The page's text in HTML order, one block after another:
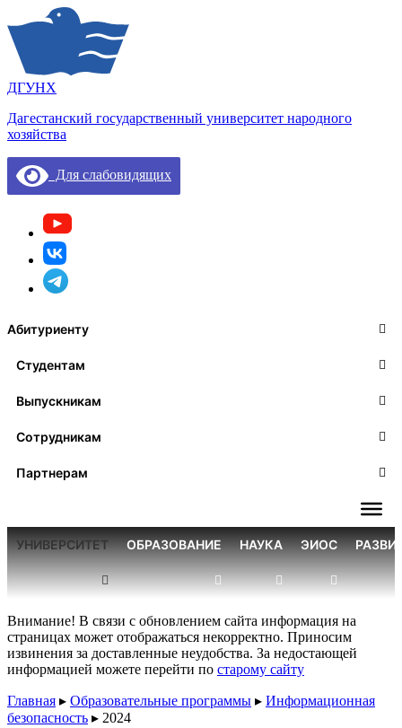
ДГУНХ
Дагестанский государственный университет народного
хозяйства
Для слабовидящих
Абитуриенту
Студентам
Выпускникам
Сотрудникам
Партнерам
УНИВЕРСИТЕТ ОБРАЗОВАНИЕ НАУКА ЭИОС
Внимание! В связи с обновлением сайта информация на
страницах может отображаться некорректно. Приносим
извинения за доставленные неудобства. За недостающей
информацией можете перейти по старому сайту
Главная ▸ Образовательные программы ▸ Информационная
безопасность ▸ 2024